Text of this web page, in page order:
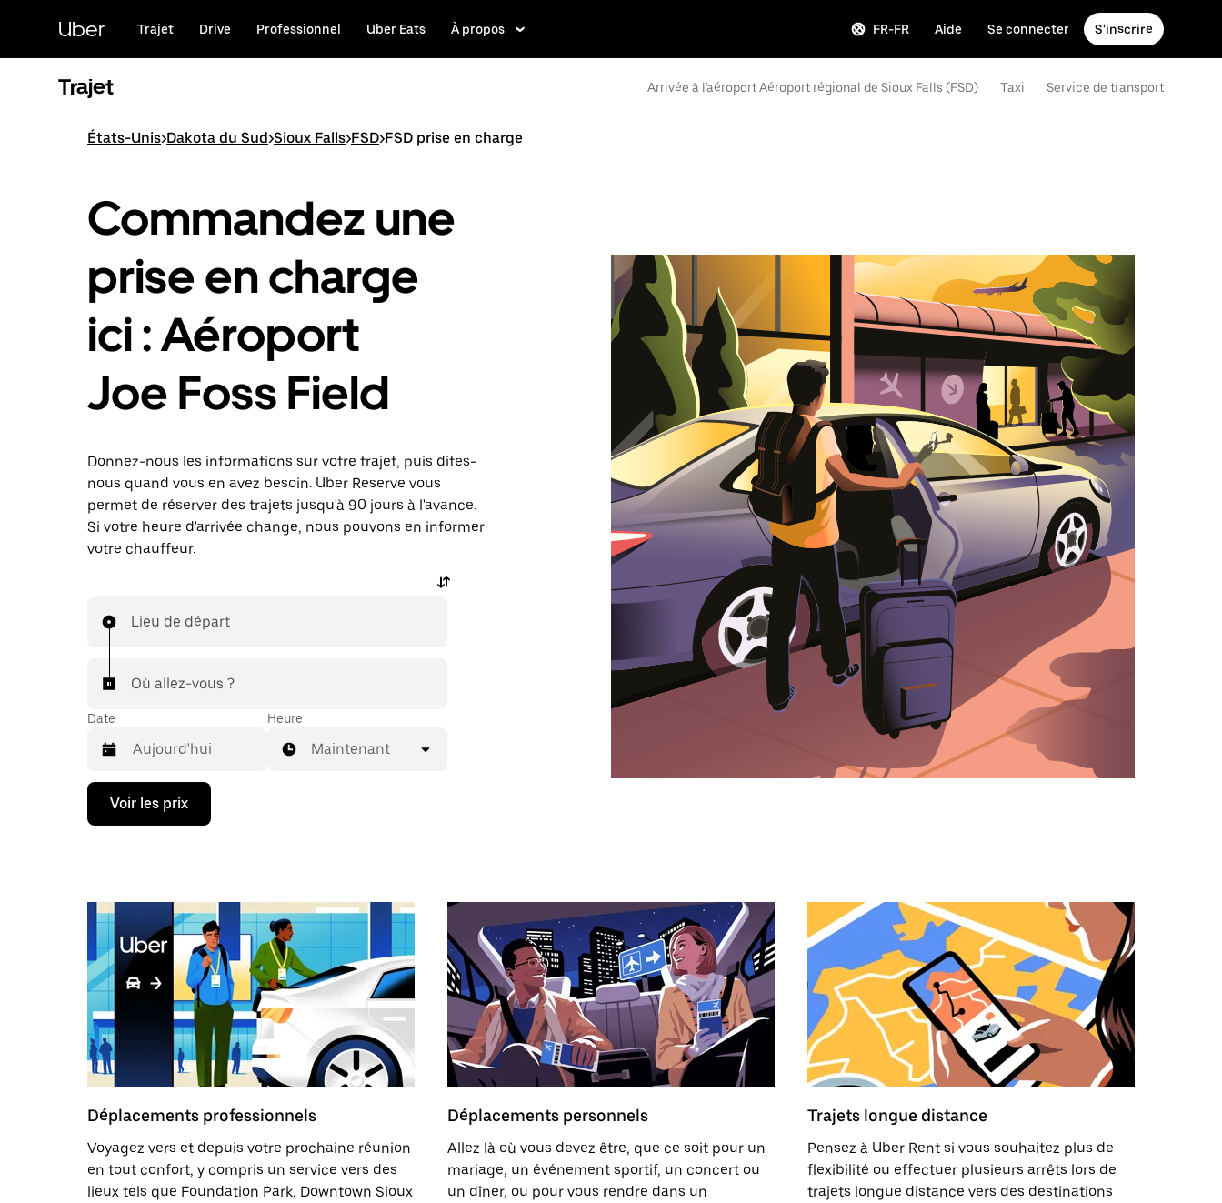
principal
Uber Trajet Drive Professionnel Uber Eats À propos FR-FR Aide Se connecter S'inscrire
Trajet Arrivée à l'aéroport Aéroport régional de Sioux Falls (FSD) Taxi Service de transport
États-Unis>Dakota du Sud>Sioux Falls>FSD>FSD prise en charge
Commandez une
prise en charge
ici : Aéroport
Joe Foss Field
Donnez-nous les informations sur votre trajet, puis dites-
nous quand vous en avez besoin. Uber Reserve vous
permet de réserver des trajets jusqu'à 90 jours à l'avance.
Si votre heure d'arrivée change, nous pouvons en informer
votre chauffeur.
Lieu de départ
Où allez-vous ?
Date
Appuyez
la
ouvrir
calendrier
et
sélectionner
date.
Appuyez
sur
la
touche
pour
le
calendrier.
Heure
Maintenant
Voir les prix
Déplacements professionnels
Voyagez vers et depuis votre prochaine réunion
en tout confort, y compris un service vers des
lieux tels que Foundation Park, Downtown Sioux
Déplacements personnels
Allez là où vous devez être, que ce soit pour un
mariage, un événement sportif, un concert ou
un dîner, ou pour vous rendre dans un
Trajets longue distance
Pensez à Uber Rent si vous souhaitez plus de
flexibilité ou effectuer plusieurs arrêts lors de
trajets longue distance vers des destinations